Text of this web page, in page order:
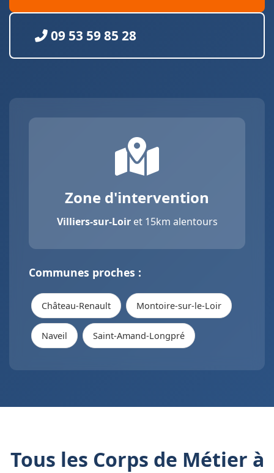
09 53 59 85 28
Zone d'intervention
Villiers-sur-Loiret 15km alentours
Communes proches :
Château-Renault Montoire-sur-le-Loir
Naveil Saint-Amand-Longpré
Tous les Corps de Métier à